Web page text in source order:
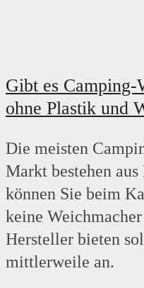
Gibt es Camping-
ohne Plastik und
Die meisten
Markt bestehen
können Sie beim
keine
Hersteller bieten
mittlerweile an.